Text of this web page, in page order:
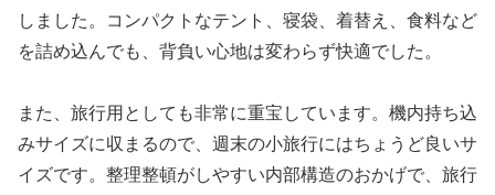
しました。コンパクトなテント、寝袋、着替え、食料など
を詰め込んでも、背負い心地は変わらず快適でした。
また、旅行用としても非常に重宝しています。機内持ち込
みサイズに収まるので、週末の小旅行にはちょうど良いサ
イズです。整理整頓がしやすい内部構造のおかげで、旅行